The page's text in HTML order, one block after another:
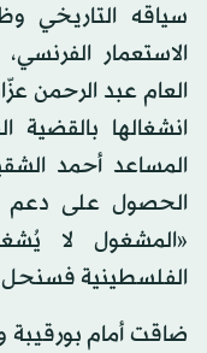
سياقه التاريخي
الاستعمار
العام عبد الرحمن
انشغالها بالقضية
المساعد أحمد
الحصول على دعم
«المشغول لا
الفلسطينية فسنحل
ضاقت أمام